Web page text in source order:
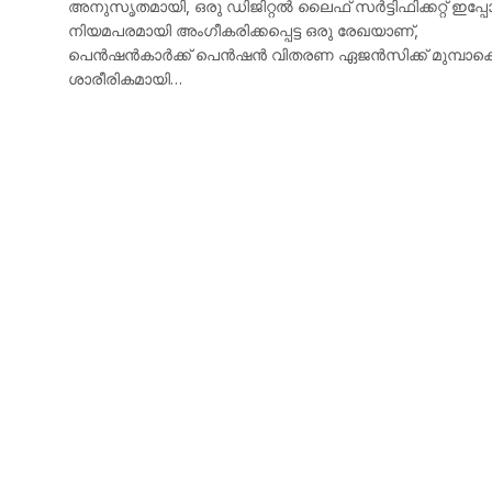
അനുസൃതമായി, ഒരു ഡിജിറ്റൽ ലൈഫ് സർട്ടിഫിക്കറ്റ്
നിയമപരമായി അംഗീകരിക്കപ്പെട്ട ഒരു രേഖയാണ്,
പെൻഷൻകാർക്ക് പെൻഷൻ വിതരണ ഏജൻസിക്ക്
ശാരീരികമായി…